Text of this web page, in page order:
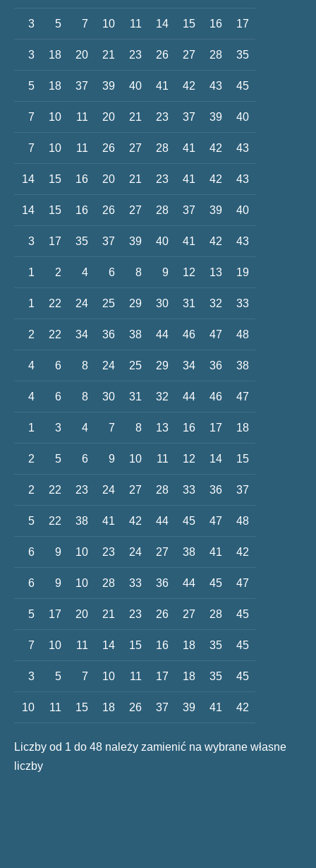
3 5 7 10 11 14 15 16 17
3 18 20 21 23 26 27 28 35
5 18 37 39 40 41 42 43 45
7 10 11 20 21 23 37 39 40
7 10 11 26 27 28 41 42 43
14 15 16 20 21 23 41 42 43
14 15 16 26 27 28 37 39 40
3 17 35 37 39 40 41 42 43
1 2 4 6 8 9 12 13 19
1 22 24 25 29 30 31 32 33
2 22 34 36 38 44 46 47 48
4 6 8 24 25 29 34 36 38
4 6 8 30 31 32 44 46 47
1 3 4 7 8 13 16 17 18
2 5 6 9 10 11 12 14 15
2 22 23 24 27 28 33 36 37
5 22 38 41 42 44 45 47 48
6 9 10 23 24 27 38 41 42
6 9 10 28 33 36 44 45 47
5 17 20 21 23 26 27 28 45
7 10 11 14 15 16 18 35 45
3 5 7 10 11 17 18 35 45
10 11 15 18 26 37 39 41 42
Liczby od 1 do 48 należy zamienić na wybrane własne
liczby